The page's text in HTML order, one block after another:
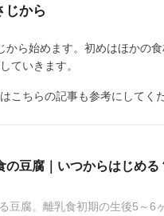
じから
ら始めます。初めはほかの食
ていきます。
こちらの記事も参考にしてくだ
の豆腐｜いつからはじめ
豆腐。離乳食初期の生後5～6